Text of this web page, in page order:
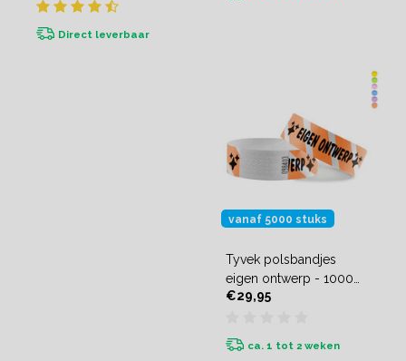
Direct leverbaar
vanaf 5000 stuks
Tyvek polsbandjes
eigen ontwerp - 1000
stuks
€29,95
ca. 1 tot 2 weken